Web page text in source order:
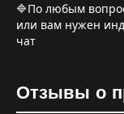
🔷По любым
или вам нужен
чат
Отзывы о